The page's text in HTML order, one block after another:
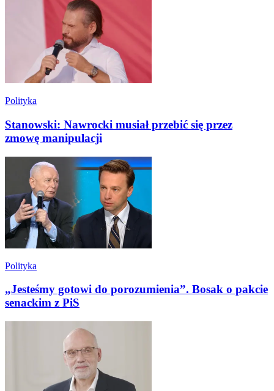
Polityka
Stanowski: Nawrocki musiał przebić się przez
zmowę manipulacji
Polityka
„Jesteśmy gotowi do porozumienia”. Bosak o pakcie
senackim z PiS